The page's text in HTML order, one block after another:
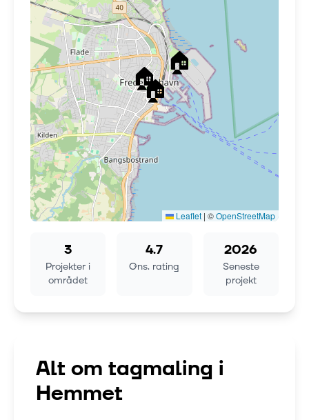
🏠
🏠 🏠
Leaflet | ©OpenStreetMap
3
Projekter i
området
4.7
Gns. rating
2026
Seneste
projekt
Alt om tagmaling i
Hemmet